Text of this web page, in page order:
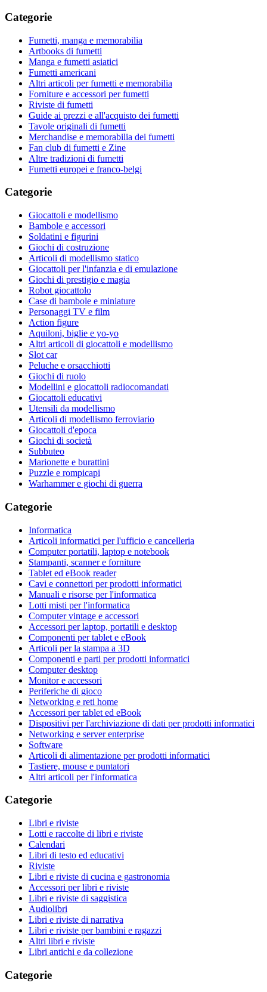
Categorie
Fumetti, manga e memorabilia
Artbooks di fumetti
Manga e fumetti asiatici
Fumetti americani
Altri articoli per fumetti e memorabilia
Forniture e accessori per fumetti
Riviste di fumetti
Guide ai prezzi e all'acquisto dei fumetti
Tavole originali di fumetti
Merchandise e memorabilia dei fumetti
Fan club di fumetti e Zine
Altre tradizioni di fumetti
Fumetti europei e franco-belgi
Categorie
Giocattoli e modellismo
Bambole e accessori
Soldatini e figurini
Giochi di costruzione
Articoli di modellismo statico
Giocattoli per l'infanzia e di emulazione
Giochi di prestigio e magia
Robot giocattolo
Case di bambole e miniature
Personaggi TV e film
Action figure
Aquiloni, biglie e yo-yo
Altri articoli di giocattoli e modellismo
Slot car
Peluche e orsacchiotti
Giochi di ruolo
Modellini e giocattoli radiocomandati
Giocattoli educativi
Utensili da modellismo
Articoli di modellismo ferroviario
Giocattoli d'epoca
Giochi di società
Subbuteo
Marionette e burattini
Puzzle e rompicapi
Warhammer e giochi di guerra
Categorie
Informatica
Articoli informatici per l'ufficio e cancelleria
Computer portatili, laptop e notebook
Stampanti, scanner e forniture
Tablet ed eBook reader
Cavi e connettori per prodotti informatici
Manuali e risorse per l'informatica
Lotti misti per l'informatica
Computer vintage e accessori
Accessori per laptop, portatili e desktop
Componenti per tablet e eBook
Articoli per la stampa a 3D
Componenti e parti per prodotti informatici
Computer desktop
Monitor e accessori
Periferiche di gioco
Networking e reti home
Accessori per tablet ed eBook
Dispositivi per l'archiviazione di dati per prodotti informatici
Networking e server enterprise
Software
Articoli di alimentazione per prodotti informatici
Tastiere, mouse e puntatori
Altri articoli per l'informatica
Categorie
Libri e riviste
Lotti e raccolte di libri e riviste
Calendari
Libri di testo ed educativi
Riviste
Libri e riviste di cucina e gastronomia
Accessori per libri e riviste
Libri e riviste di saggistica
Audiolibri
Libri e riviste di narrativa
Libri e riviste per bambini e ragazzi
Altri libri e riviste
Libri antichi e da collezione
Categorie